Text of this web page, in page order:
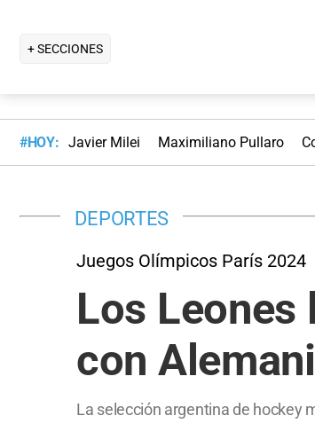
+ SECCIONES
#HOY: Javier Milei Maximiliano Pullaro
DEPORTES
Juegos Olímpicos París 2024
Los
con
La selección argentina de hockey